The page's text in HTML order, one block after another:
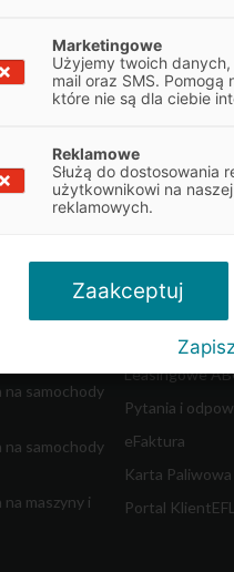
które pomogą
ciężkich
na samochody
na samochody
maszyny i
Obsługa
Obsługa umowy
Centrum
Leasing
Leasingowe
Pytania i
eFaktura
Karta Paliwowa
Portal KlientEFL
Marketingowe
Użyjemy twoich
mail oraz SMS.
które nie są dla ciebie
Reklamowe
Służą do dostosowania
użytkownikowi na
reklamowych.
Zaakceptuj